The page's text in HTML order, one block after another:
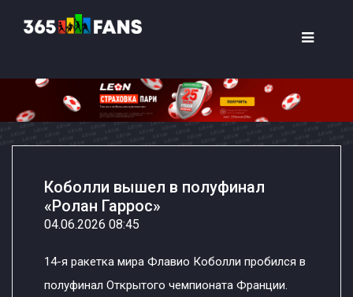
Коболли вышел в полуфинал
«Ролан Гаррос»
04.06.2026 08:45
14-я ракетка мира Флавио Коболли пробился в
полуфинал Открытого чемпионата Франции.